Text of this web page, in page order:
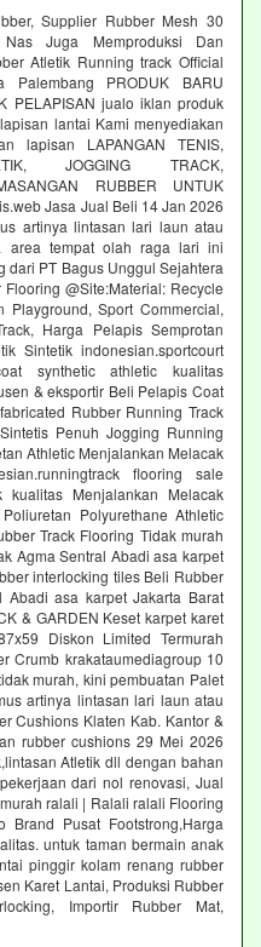
Supplier Rubber Mesh 30
Juga Memproduksi Dan
Atletik Running track Official
Palembang PRODUK BARU
PELAPISAN jualo iklan produk
lantai Kami menyediakan
lapisan LAPANGAN TENIS,
JOGGING TRACK,
RUBBER UNTUK
Jasa Jual Beli 14 Jan 2026
artinya lintasan lari laun atau
area tempat olah raga lari ini
dari PT Bagus Unggul Sejahtera
@Site:Material: Recycle
Playground, Sport Commercial,
Harga Pelapis Semprotan
Sintetik indonesian.sportcourt
synthetic athletic kualitas
& eksportir Beli Pelapis Coat
Rubber Running Track
Penuh Jogging Running
Athletic Menjalankan Melacak
flooring sale
kualitas Menjalankan Melacak
Polyurethane Athletic
Track Flooring Tidak murah
Agma Sentral Abadi asa karpet
interlocking tiles Beli Rubber
Abadi asa karpet Jakarta Barat
& GARDEN Keset karpet karet
Diskon Limited Termurah
Crumb krakataumediagroup 10
murah, kini pembuatan Palet
artinya lintasan lari laun atau
Cushions Klaten Kab. Kantor &
rubber cushions 29 Mei 2026
Atletik dll dengan bahan
dari nol renovasi, Jual
ralali | Ralali ralali Flooring
Pusat Footstrong,Harga
untuk taman bermain anak
pinggir kolam renang rubber
Karet Lantai, Produksi Rubber
Importir Rubber Mat,